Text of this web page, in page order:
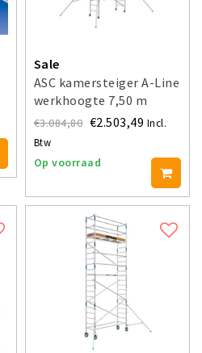
Sale
ASC kamersteiger A-Line
werkhoogte 7,50 m
€3.084,80 €2.503,49 Incl.
Btw
Op voorraad